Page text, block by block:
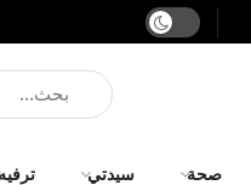
صحة سيدتي